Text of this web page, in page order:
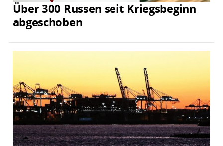
Über 300 Russen seit Kriegsbeginn
abgeschoben